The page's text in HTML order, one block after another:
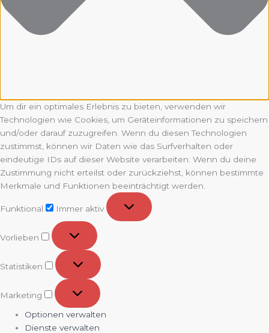
Um dir ein optimales Erlebnis zu bieten, verwenden wir
Technologien wie Cookies, um Geräteinformationen zu speichern
und/oder darauf zuzugreifen. Wenn du diesen Technologien
zustimmst, können wir Daten wie das Surfverhalten oder
eindeutige IDs auf dieser Website verarbeiten. Wenn du deine
Zustimmung nicht erteilst oder zurückziehst, können bestimmte
Merkmale und Funktionen beeinträchtigt werden.
Funktional
Immer aktiv
Vorlieben
Vorlieben
Statistiken
Statistiken
Marketing
Marketing
Optionen verwalten
Dienste verwalten